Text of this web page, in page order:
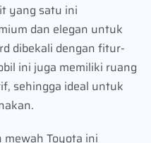
yang satu ini
dan elegan untuk
dibekali dengan fitur-
ini juga memiliki ruang
sehingga ideal untuk
mewah Toyota ini